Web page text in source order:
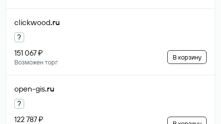
clickwood.ru
?
151 067 ₽
Возможен торг
В корзину
open-gis.ru
?
122 787 ₽